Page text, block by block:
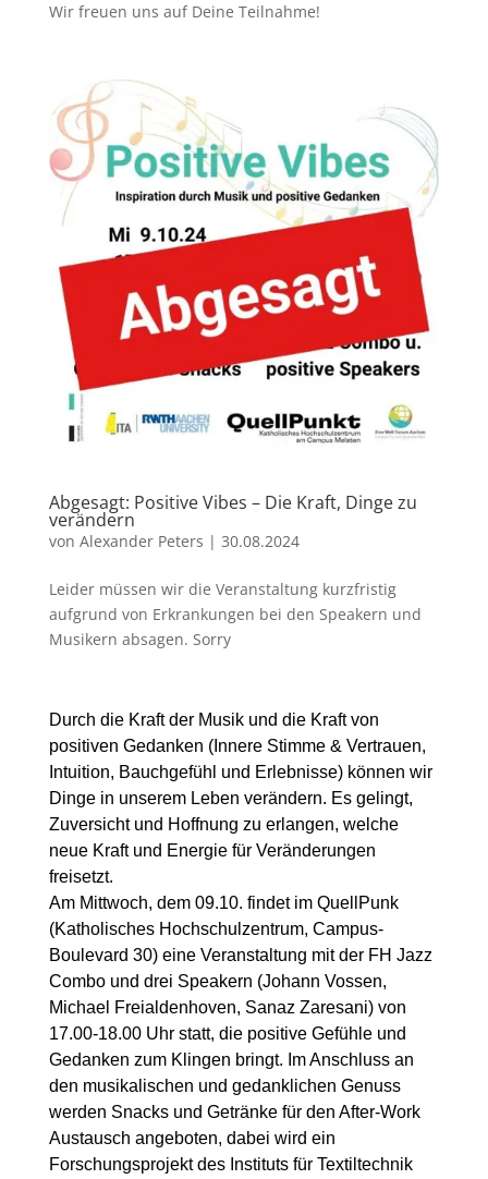
Wir freuen uns auf Deine Teilnahme!
Abgesagt: Positive Vibes – Die Kraft, Dinge zu
verändern
von Alexander Peters | 30.08.2024
Leider müssen wir die Veranstaltung kurzfristig
aufgrund von Erkrankungen bei den Speakern und
Musikern absagen. Sorry
Durch die Kraft der Musik und die Kraft von
positiven Gedanken (Innere Stimme & Vertrauen,
Intuition, Bauchgefühl und Erlebnisse) können wir
Dinge in unserem Leben verändern. Es gelingt,
Zuversicht und Hoffnung zu erlangen, welche
neue Kraft und Energie für Veränderungen
freisetzt.
Am Mittwoch, dem 09.10. findet im QuellPunk
(Katholisches Hochschulzentrum, Campus-
Boulevard 30) eine Veranstaltung mit der FH Jazz
Combo und drei Speakern (Johann Vossen,
Michael Freialdenhoven, Sanaz Zaresani) von
17.00-18.00 Uhr statt, die positive Gefühle und
Gedanken zum Klingen bringt. Im Anschluss an
den musikalischen und gedanklichen Genuss
werden Snacks und Getränke für den After-Work
Austausch angeboten, dabei wird ein
Forschungsprojekt des Instituts für Textiltechnik